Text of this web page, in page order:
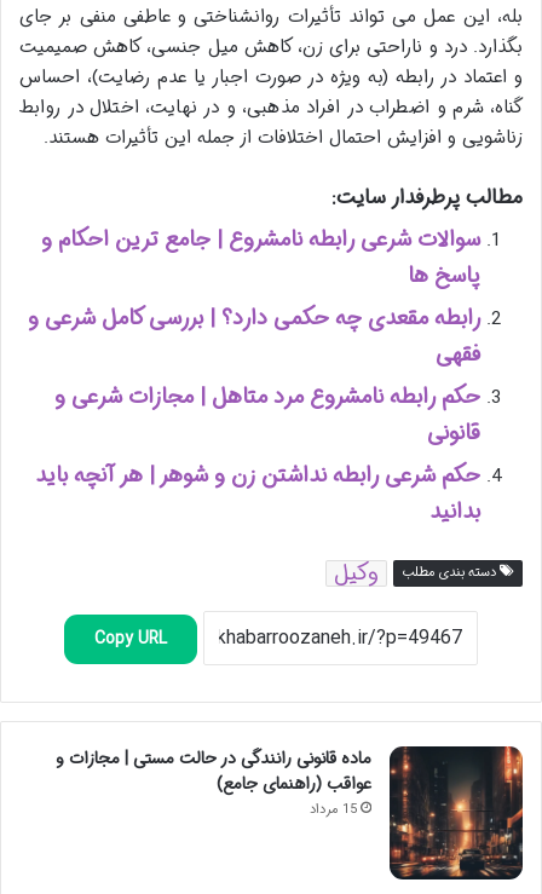
بله، این عمل می تواند تأثیرات روانشناختی و عاطفی منفی بر جای
بگذارد. درد و ناراحتی برای زن، کاهش میل جنسی، کاهش صمیمیت
و اعتماد در رابطه (به ویژه در صورت اجبار یا عدم رضایت)، احساس
گناه، شرم و اضطراب در افراد مذهبی، و در نهایت، اختلال در روابط
زناشویی و افزایش احتمال اختلافات از جمله این تأثیرات هستند.
مطالب پرطرفدار سایت:
سوالات شرعی رابطه نامشروع | جامع ترین احکام و
پاسخ ها
رابطه مقعدی چه حکمی دارد؟ | بررسی کامل شرعی و
فقهی
حکم رابطه نامشروع مرد متاهل | مجازات شرعی و
قانونی
حکم شرعی رابطه نداشتن زن و شوهر | هر آنچه باید
بدانید
دسته بندی مطلب وکیل
Copy URL
ماده قانونی رانندگی در حالت مستی | مجازات و
عواقب (راهنمای جامع)
15 مرداد